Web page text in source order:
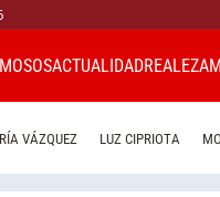
ACTUALIDADREALEZA
VÁZQUEZ LUZ CIPRIOTA